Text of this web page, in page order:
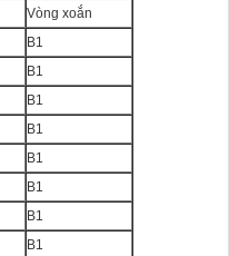
Vòng xoắn
B1
B1
B1
B1
B1
B1
B1
B1